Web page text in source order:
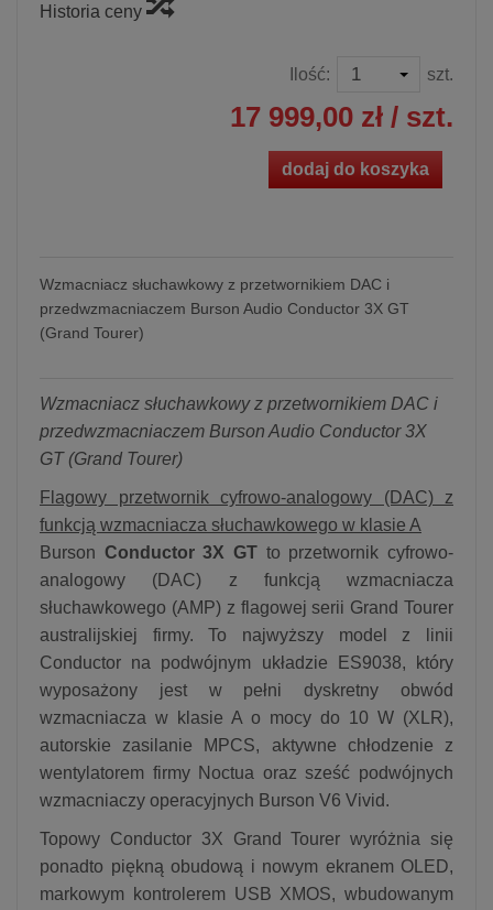
Historia ceny
Ilość: szt.
17 999,00 zł / szt.
dodaj do koszyka
Wzmacniacz słuchawkowy z przetwornikiem DAC i
przedwzmacniaczem Burson Audio Conductor 3X GT
(Grand Tourer)
Wzmacniacz słuchawkowy z przetwornikiem DAC i
przedwzmacniaczem Burson Audio Conductor 3X
GT (Grand Tourer)
Flagowy przetwornik cyfrowo-analogowy (DAC) z
funkcją wzmacniacza słuchawkowego w klasie A
Burson Conductor 3X GT to przetwornik cyfrowo-
analogowy (DAC) z funkcją wzmacniacza
słuchawkowego (AMP) z flagowej serii Grand Tourer
australijskiej firmy. To najwyższy model z linii
Conductor na podwójnym układzie ES9038, który
wyposażony jest w pełni dyskretny obwód
wzmacniacza w klasie A o mocy do 10 W (XLR),
autorskie zasilanie MPCS, aktywne chłodzenie z
wentylatorem firmy Noctua oraz sześć podwójnych
wzmacniaczy operacyjnych Burson V6 Vivid.
Topowy Conductor 3X Grand Tourer wyróżnia się
ponadto piękną obudową i nowym ekranem OLED,
markowym kontrolerem USB XMOS, wbudowanym